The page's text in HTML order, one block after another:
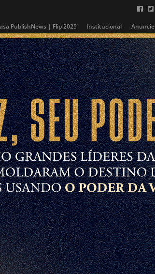
PublishNews | Flip 2025 Institucional Anuncie